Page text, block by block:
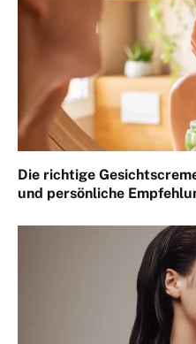
Die richtige
und persönliche